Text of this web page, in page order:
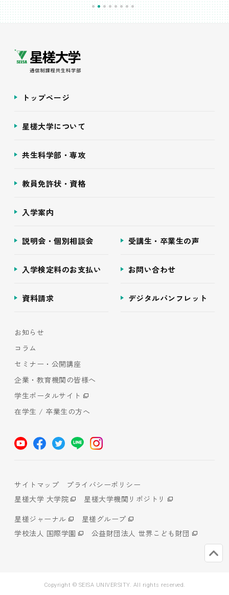
トップページ
星槎大学について
共生科学部・専攻
教員免許状・資格
入学案内
説明会・個別相談会 受講生・卒業生の声
入学検定料のお支払い お問い合わせ
資料請求 デジタルパンフレット
お知らせ
コラム
セミナー・公開講座
企業・教育機関の皆様へ
学生ポータルサイト
在学生 / 卒業生の方へ
サイトマップ
プライバシーポリシー
星槎大学 大学院
星槎大学機関リポジトリ
星槎ジャーナル
星槎グループ
学校法人 国際学園
公益財団法人 世界こども財団
Copyright © SEISA UNIVERSITY. All rights reserved.